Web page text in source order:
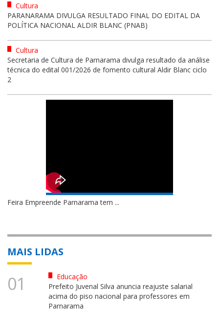
Cultura
PARANARAMA DIVULGA RESULTADO FINAL DO EDITAL DA
POLÍTICA NACIONAL ALDIR BLANC (PNAB)
Cultura
Secretaria de Cultura de Parnarama divulga resultado da análise
técnica do edital 001/2026 de fomento cultural Aldir Blanc ciclo
2
Feira Empreende Parnarama tem ...
MAIS LIDAS
01
Educação
Prefeito Juvenal Silva anuncia reajuste salarial
acima do piso nacional para professores em
Parnarama